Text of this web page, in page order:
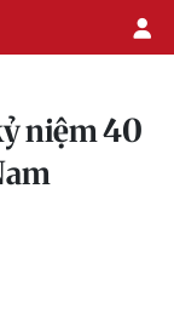
niệm 40